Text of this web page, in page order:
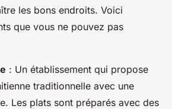
les bons endroits. Voici
que vous ne pouvez pas
: Un établissement qui propose
traditionnelle avec une
Les plats sont préparés avec des